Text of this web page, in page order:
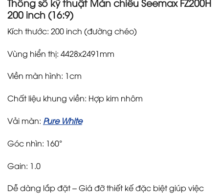
200 inch (16:9)
Kích thước: 200 inch (đường chéo)
Vùng hiển thị: 4428x2491mm
Viền màn hình: 1cm
Chất liệu khung viền: Hợp kim nhôm
Vải màn: Pure White
Góc nhìn: 160°
Gain: 1.0
Dễ dàng lắp đặt – Giá đỡ thiết kế đặc biệt giúp việc